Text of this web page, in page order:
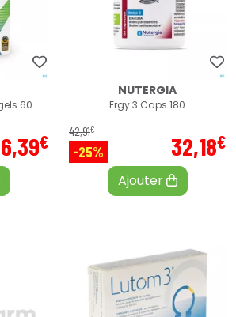
60
,39€
NUTERGIA
Ergy 3 Caps 180
42,91€
-25% 32,18€
Ajouter